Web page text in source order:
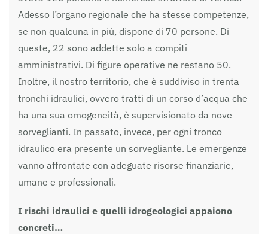
Adesso l’organo regionale che ha stesse competenze,
se non qualcuna in più, dispone di 70 persone. Di
queste, 22 sono addette solo a compiti
amministrativi. Di figure operative ne restano 50.
Inoltre, il nostro territorio, che è suddiviso in trenta
tronchi idraulici, ovvero tratti di un corso d’acqua che
ha una sua omogeneità, è supervisionato da nove
sorveglianti. In passato, invece, per ogni tronco
idraulico era presente un sorvegliante. Le emergenze
vanno affrontate con adeguate risorse finanziarie,
umane e professionali.
I rischi idraulici e quelli idrogeologici appaiono
concreti…